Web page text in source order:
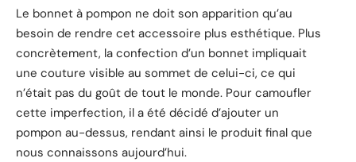
Le bonnet à pompon ne doit son apparition qu’au
besoin de rendre cet accessoire plus esthétique. Plus
concrètement, la confection d’un bonnet impliquait
une couture visible au sommet de celui-ci, ce qui
n’était pas du goût de tout le monde. Pour camoufler
cette imperfection, il a été décidé d’ajouter un
pompon au-dessus, rendant ainsi le produit final que
nous connaissons aujourd’hui.